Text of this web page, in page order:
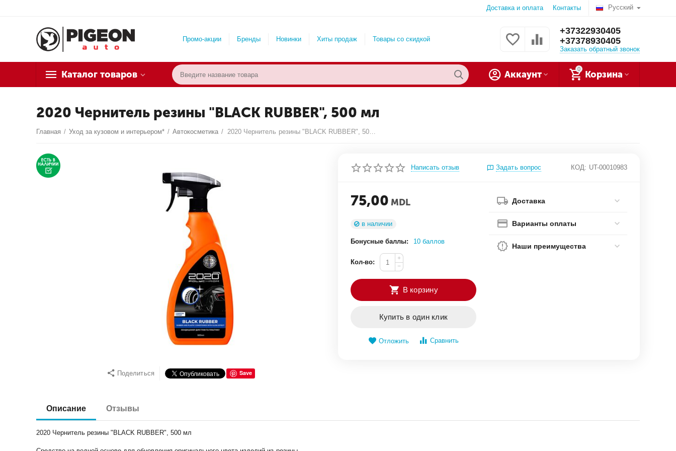
Русский
Доставка и оплата Контакты
Промо-акции Бренды Новинки Хиты продаж Товары со скидкой
+37322930405
+37378930405
Заказать обратный звонок
Каталог товаров
0
Корзина
Аккаунт
2020 Чернитель резины "BLACK RUBBER", 500 мл
Главная / Уход за кузовом и интерьером* / Автокосметика / 2020 Чернитель резины "BLACK RUBBER", 500 мл
Поделиться Save
Написать отзыв Задать вопрос КОД: UT-00010983
75,00 MDL
в наличии
Бонусные баллы: 10 баллов
Кол-во:
+
−
В корзину
Купить в один клик
Отложить Сравнить
Доставка
Варианты оплаты
Наши преимущества
Описание Отзывы
2020 Чернитель резины "BLACK RUBBER", 500 мл